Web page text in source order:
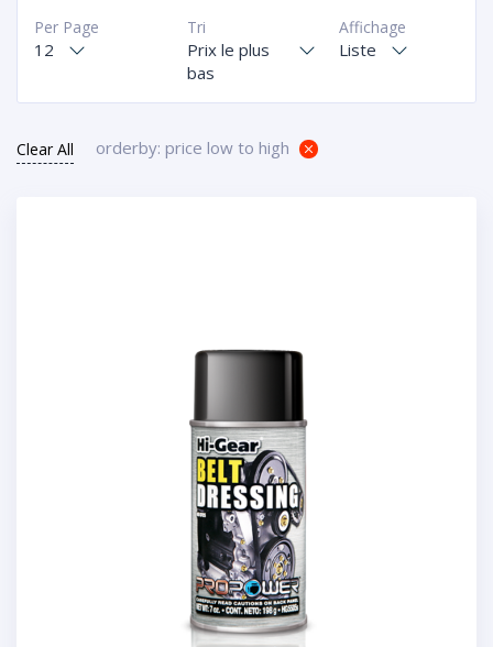
Affichage
Liste
Tri
Prix le plus
bas
Per Page
12
Clear All orderby: price low to high